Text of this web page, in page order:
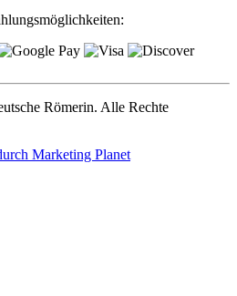
Römerin. Alle Rechte
Marketing Planet